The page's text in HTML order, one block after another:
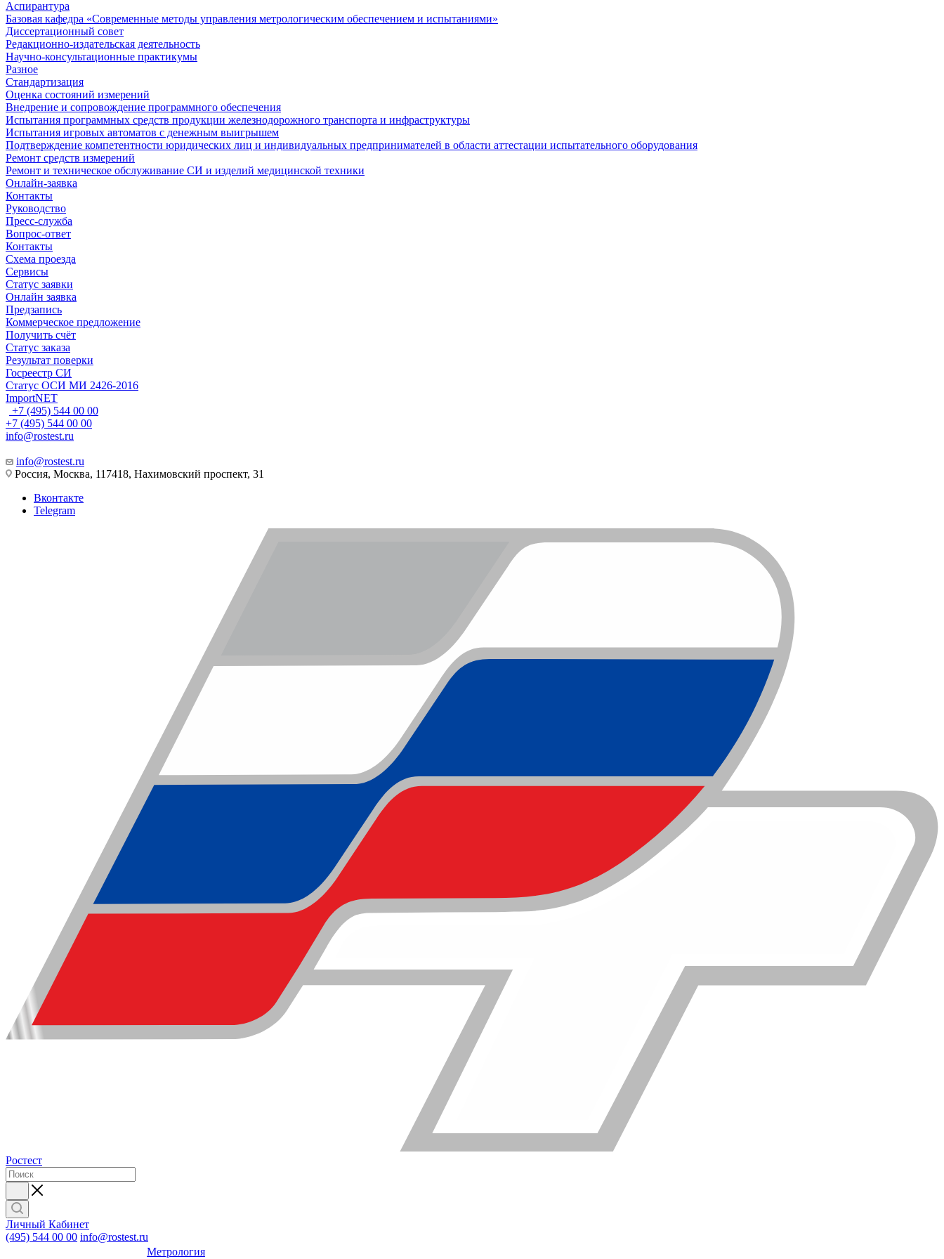
Аспирантура
Базовая кафедра «Современные методы управления метрологическим обеспечением и испытаниями»
Диссертационный совет
Редакционно-издательская деятельность
Научно-консультационные практикумы
Разное
Стандартизация
Оценка состояний измерений
Внедрение и сопровождение программного обеспечения
Испытания программных средств продукции железнодорожного транспорта и инфраструктуры
Испытания игровых автоматов с денежным выигрышем
Подтверждение компетентности юридических лиц и индивидуальных предпринимателей в области аттестации испытательного оборудования
Ремонт средств измерений
Ремонт и техническое обслуживание СИ и изделий медицинской техники
Онлайн-заявка
Контакты
Руководство
Пресс-служба
Вопрос-ответ
Контакты
Схема проезда
Сервисы
Статус заявки
Онлайн заявка
Предзапись
Коммерческое предложение
Получить счёт
Статус заказа
Результат поверки
Госреестр СИ
Статус ОСИ МИ 2426-2016
ImportNET
+7 (495) 544 00 00
+7 (495) 544 00 00
info@rostest.ru
info@rostest.ru
Россия, Москва, 117418, Нахимовский проспект, 31
Вконтакте
Telegram
Ростест
Личный Кабинет
(495) 544 00 00 info@rostest.ru
Метрология